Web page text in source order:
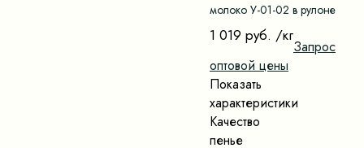
молоко У-01-02 в рулоне
1 019 руб. /кг
Запрос
оптовой цены
Показать
характеристики
Качество
пенье